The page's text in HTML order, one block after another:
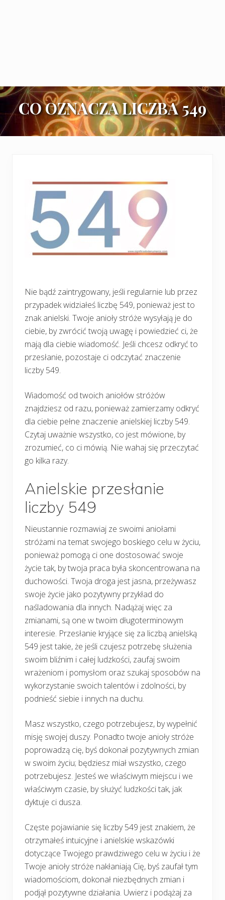
CO OZNACZA LICZBA 549
Nie bądź zaintrygowany, jeśli regularnie lub przez
przypadek widziałeś liczbę 549, ponieważ jest to
znak anielski. Twoje anioły stróże wysyłają je do
ciebie, by zwrócić twoją uwagę i powiedzieć ci, że
mają dla ciebie wiadomość. Jeśli chcesz odkryć to
przesłanie, pozostaje ci odczytać znaczenie
liczby 549.
Wiadomość od twoich aniołów stróżów
znajdziesz od razu, ponieważ zamierzamy odkryć
dla ciebie pełne znaczenie anielskiej liczby 549.
Czytaj uważnie wszystko, co jest mówione, by
zrozumieć, co ci mówią. Nie wahaj się przeczytać
go kilka razy.
Anielskie przesłanie
liczby 549
Nieustannie rozmawiaj ze swoimi aniołami
stróżami na temat swojego boskiego celu w życiu,
ponieważ pomogą ci one dostosować swoje
życie tak, by twoja praca była skoncentrowana na
duchowości. Twoja droga jest jasna, przeżywasz
swoje życie jako pozytywny przykład do
naśladowania dla innych. Nadążaj więc za
zmianami, są one w twoim długoterminowym
interesie. Przesłanie kryjące się za liczbą anielską
549 jest takie, że jeśli czujesz potrzebę służenia
swoim bliźnim i całej ludzkości, zaufaj swoim
wrażeniom i pomysłom oraz szukaj sposobów na
wykorzystanie swoich talentów i zdolności, by
podnieść siebie i innych na duchu.
Masz wszystko, czego potrzebujesz, by wypełnić
misję swojej duszy. Ponadto twoje anioły stróże
poprowadzą cię, byś dokonał pozytywnych zmian
w swoim życiu; będziesz miał wszystko, czego
potrzebujesz. Jesteś we właściwym miejscu i we
właściwym czasie, by służyć ludzkości tak, jak
dyktuje ci dusza.
Częste pojawianie się liczby 549 jest znakiem, że
otrzymałeś intuicyjne i anielskie wskazówki
dotyczące Twojego prawdziwego celu w życiu i że
Twoje anioły stróże nakłaniają Cię, byś zaufał tym
wiadomościom, dokonał niezbędnych zmian i
podjął pozytywne działania. Uwierz i podążaj za